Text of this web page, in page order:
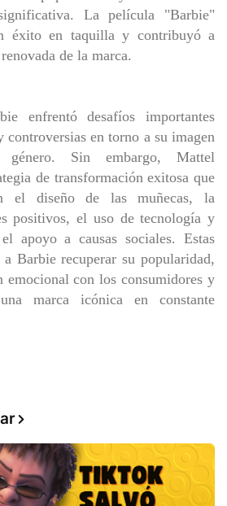
La película "Barbie"
éxito en taquilla y contribuyó a
de la marca.
enfrentó desafíos importantes
controversias en torno a su imagen
Sin embargo, Mattel
de transformación exitosa que
el diseño de las muñecas, la
positivos, el uso de tecnología y
apoyo a causas sociales. Estas
Barbie recuperar su popularidad,
emocional con los consumidores y
marca icónica en constante